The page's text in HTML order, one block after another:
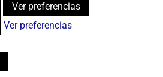
Ver preferencias
Ver preferencias